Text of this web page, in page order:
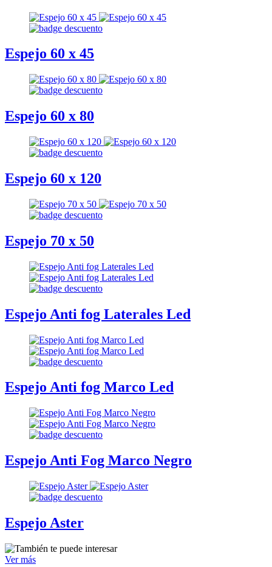
Espejo 60 x 45
Espejo 60 x 80
Espejo 60 x 120
Espejo 70 x 50
Espejo Anti fog Laterales Led
Espejo Anti fog Marco Led
Espejo Anti Fog Marco Negro
Espejo Aster
Ver más